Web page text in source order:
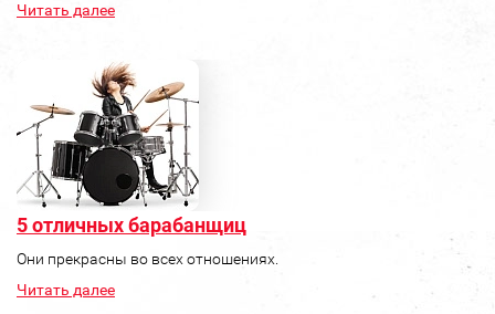
Читать далее
5 отличных барабанщиц
Они прекрасны во всех отношениях.
Читать далее